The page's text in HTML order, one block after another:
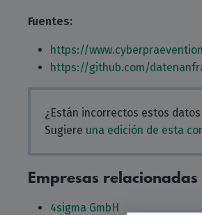
Fuentes:
https://
https://github.com/
¿Están incorrectos estos
Sugiere una edición de esta
Empresas relacionadas
4sigma GmbH